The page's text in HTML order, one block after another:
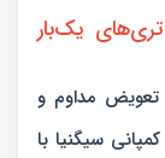
یک‌بار
تعویض مداوم و
سیگنیا با